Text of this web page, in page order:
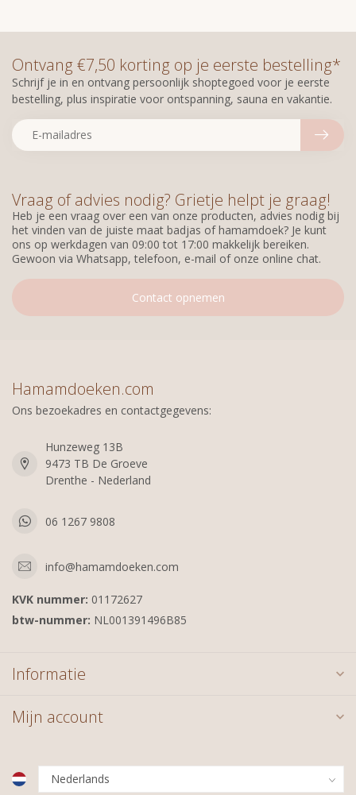
Vraag of advies nodig? Grietje helpt je graag!
Heb je een vraag over een van onze producten, advies nodig bij
het vinden van de juiste maat badjas of hamamdoek? Je kunt
ons op werkdagen van 09:00 tot 17:00 makkelijk bereiken.
Gewoon via Whatsapp, telefoon, e-mail of onze online chat.
Contact opnemen
Ontvang €7,50 korting op je eerste bestelling*
Schrijf je in en ontvang persoonlijk shoptegoed voor je eerste
bestelling, plus inspiratie voor ontspanning, sauna en vakantie.
Hamamdoeken.com
Ons bezoekadres en contactgegevens:
Hunzeweg 13B
9473 TB De Groeve
Drenthe - Nederland
06 1267 9808
info@hamamdoeken.com
KVK nummer: 01172627
btw-nummer: NL001391496B85
Informatie
Mijn account